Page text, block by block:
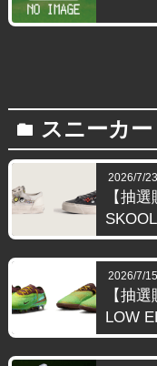
folder スニーカー
2026/7/23
【抽
2026/7/15
【抽
LOW